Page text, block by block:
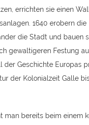
errichten sie einen
1640 erobern die
die Stadt und bauen
gewaltigeren Festung
der Geschichte Europas
der Kolonialzeit Galle
man bereits beim einem